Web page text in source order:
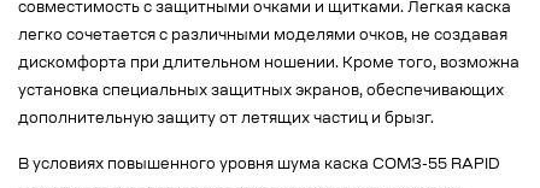
совместимость с защитными очками и щитками. Легкая каска
легко сочетается с различными моделями очков, не создавая
дискомфорта при длительном ношении. Кроме того, возможна
установка специальных защитных экранов, обеспечивающих
дополнительную защиту от летящих частиц и брызг.
В условиях повышенного уровня шума каска СОМЗ-55 RAPID